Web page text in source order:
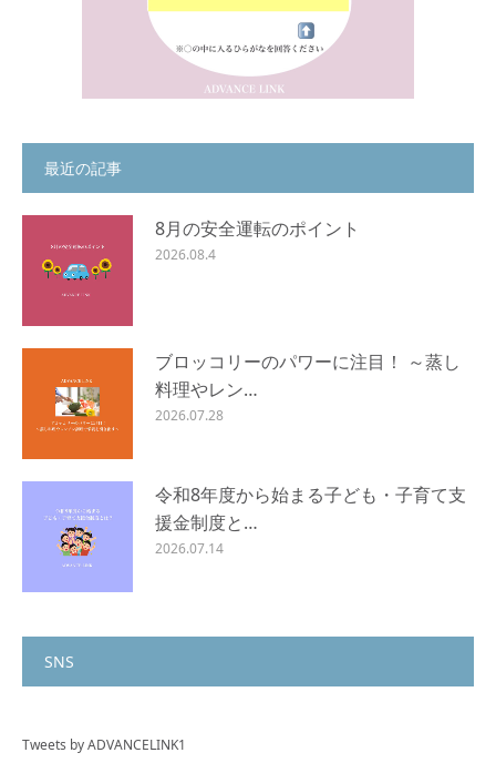
最近の記事
8月の安全運転のポイント
2026.08.4
ブロッコリーのパワーに注目！ ～蒸し
料理やレン…
2026.07.28
令和8年度から始まる子ども・子育て支
援金制度と…
2026.07.14
SNS
Tweets by ADVANCELINK1